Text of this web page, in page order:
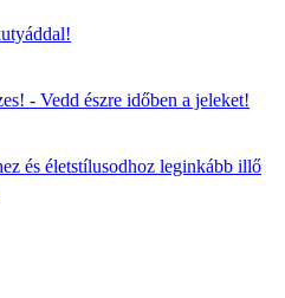
- Vedd észre időben a jeleket!
és életstílusodhoz leginkább illő